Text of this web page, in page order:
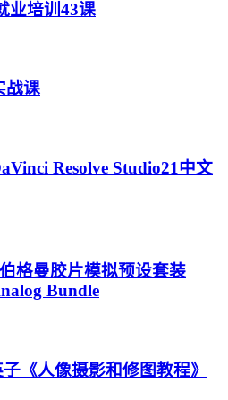
业培训43课
战课
Resolve Studio21中文
格曼胶片模拟预设套装
Bundle
《人像摄影和修图教程》